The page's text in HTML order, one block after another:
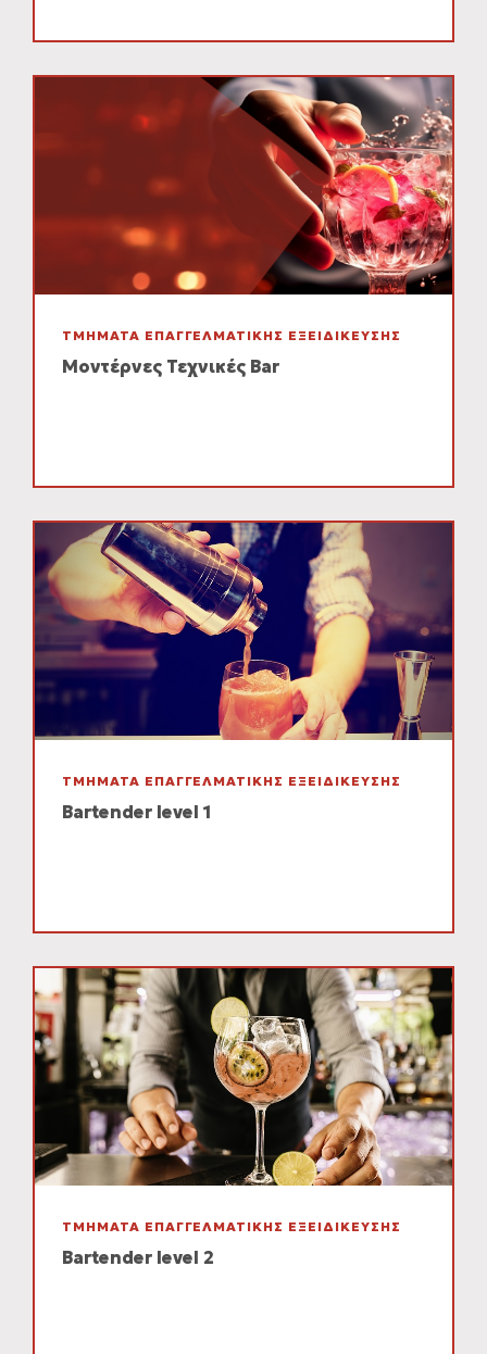
ΤΜΗΜΑΤΑ ΕΠΑΓΓΕΛΜΑΤΙΚΗΣ ΕΞΕΙΔΙΚΕΥΣΗΣ
Μοντέρνες Τεχνικές Bar
ΤΜΗΜΑΤΑ ΕΠΑΓΓΕΛΜΑΤΙΚΗΣ ΕΞΕΙΔΙΚΕΥΣΗΣ
Bartender level 1
ΤΜΗΜΑΤΑ ΕΠΑΓΓΕΛΜΑΤΙΚΗΣ ΕΞΕΙΔΙΚΕΥΣΗΣ
Bartender level 2